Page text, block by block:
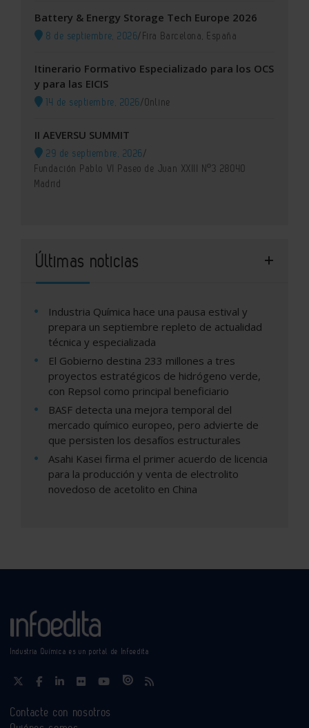
Battery & Energy Storage Tech Europe 2026
8 de septiembre, 2026/Fira Barcelona, España
Itinerario Formativo Especializado para los OCS
y para las EICIS
14 de septiembre, 2026/Online
II AEVERSU SUMMIT
29 de septiembre, 2026/
Fundación Pablo VI Paseo de Juan XXIII Nº3 28040
Madrid
Últimas noticias
Industria Química hace una pausa estival y
prepara un septiembre repleto de actualidad
técnica y especializada
El Gobierno destina 233 millones a tres
proyectos estratégicos de hidrógeno verde,
con Repsol como principal beneficiario
BASF detecta una mejora temporal del
mercado químico europeo, pero advierte de
que persisten los desafíos estructurales
Asahi Kasei firma el primer acuerdo de licencia
para la producción y venta de electrolito
novedoso de acetolito en China
Industria Química es un portal de Infoedita
Contacte con nosotros